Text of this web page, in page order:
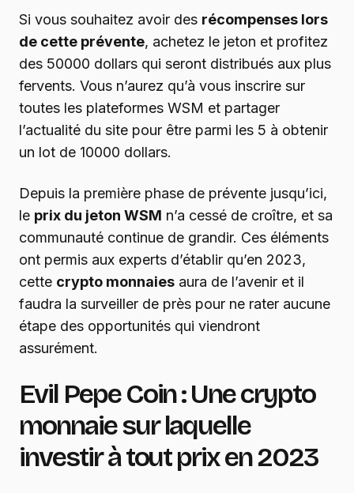
Si vous souhaitez avoir des récompenses lors
de cette prévente, achetez le jeton et profitez
des 50000 dollars qui seront distribués aux plus
fervents. Vous n’aurez qu’à vous inscrire sur
toutes les plateformes WSM et partager
l’actualité du site pour être parmi les 5 à obtenir
un lot de 10000 dollars.
Depuis la première phase de prévente jusqu’ici,
le prix du jeton WSM n’a cessé de croître, et sa
communauté continue de grandir. Ces éléments
ont permis aux experts d’établir qu’en 2023,
cette crypto monnaies aura de l’avenir et il
faudra la surveiller de près pour ne rater aucune
étape des opportunités qui viendront
assurément.
Evil Pepe Coin : Une crypto
monnaie sur laquelle
investir à tout prix en 2023